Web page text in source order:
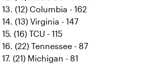
13. (12) Columbia - 162
14. (13) Virginia - 147
15. (16) TCU - 115
16. (22) Tennessee - 87
17. (21) Michigan - 81